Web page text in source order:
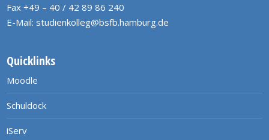
Fax +49 – 40 / 42 89 86 240
E-Mail: studienkolleg@bsfb.hamburg.de
Quicklinks
Moodle
Schuldock
iServ